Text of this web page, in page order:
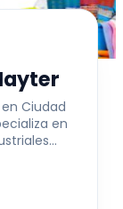
Ciudad
en
para